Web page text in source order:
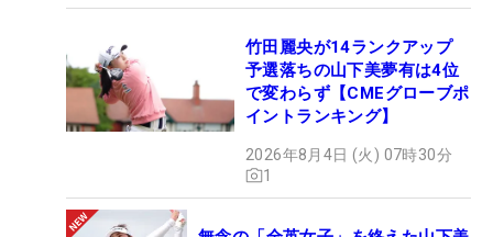
竹田麗央が14ランクアップ
予選落ちの山下美夢有は4位
で変わらず【CMEグローブポ
イントランキング】
2026年8月4日 (火) 07時30分
1